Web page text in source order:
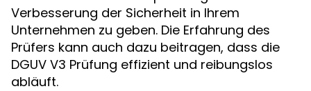
Verbesserung der Sicherheit in Ihrem
Unternehmen zu geben. Die Erfahrung des
Prüfers kann auch dazu beitragen, dass die
DGUV V3 Prüfung effizient und reibungslos
abläuft.